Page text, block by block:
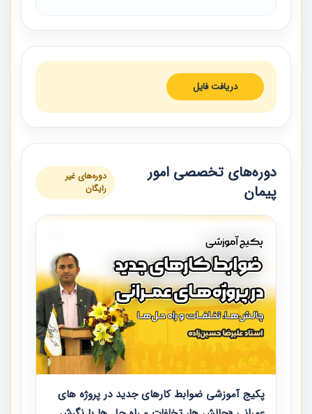
دریافت فایل
دوره‌های تخصصی امور
پیمان
دوره‌های غیر
رایگان
پکیج آموزشی ضوابط کارهای جدید در پروژه های